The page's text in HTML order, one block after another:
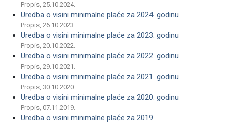
Propis, 25.10.2024.
Uredba o visini minimalne plaće za 2024. godinu
Propis, 26.10.2023.
Uredba o visini minimalne plaće za 2023. godinu
Propis, 20.10.2022.
Uredba o visini minimalne plaće za 2022. godinu
Propis, 29.10.2021.
Uredba o visini minimalne plaće za 2021. godinu
Propis, 30.10.2020.
Uredba o visini minimalne plaće za 2020. godinu
Propis, 07.11.2019.
Uredba o visini minimalne plaće za 2019.